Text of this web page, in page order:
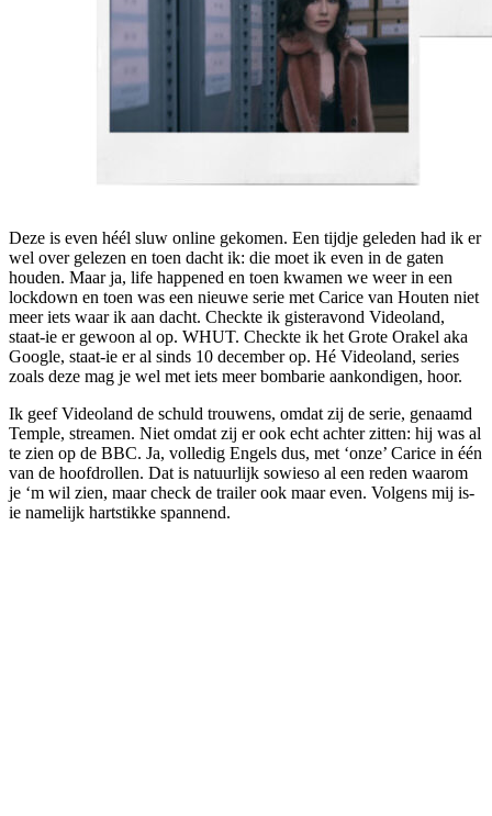
Deze is even héél sluw online gekomen. Een tijdje geleden had ik er
wel over gelezen en toen dacht ik: die moet ik even in de gaten
houden. Maar ja, life happened en toen kwamen we weer in een
lockdown en toen was een nieuwe serie met Carice van Houten niet
meer iets waar ik aan dacht. Checkte ik gisteravond Videoland,
staat-ie er gewoon al op. WHUT. Checkte ik het Grote Orakel aka
Google, staat-ie er al sinds 10 december op. Hé Videoland, series
zoals deze mag je wel met iets meer bombarie aankondigen, hoor.
Ik geef Videoland de schuld trouwens, omdat zij de serie, genaamd
Temple, streamen. Niet omdat zij er ook echt achter zitten: hij was al
te zien op de BBC. Ja, volledig Engels dus, met ‘onze’ Carice in één
van de hoofdrollen. Dat is natuurlijk sowieso al een reden waarom
je ‘m wil zien, maar check de trailer ook maar even. Volgens mij is-
ie namelijk hartstikke spannend.